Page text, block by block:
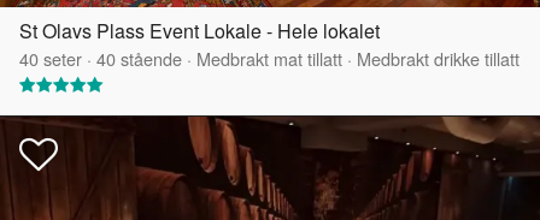
St Olavs Plass Event Lokale - Hele lokalet
40seter · 40stående · Medbrakt mat tillatt · Medbrakt drikke tillatt